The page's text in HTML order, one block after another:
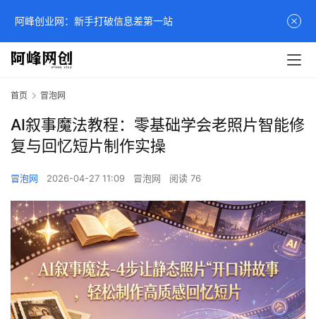
首页 冒泡网
AI叙事魔法教程：零基础学会老照片智能修
复与回忆短片制作实操
冒泡网 2026-04-27 11:09 冒泡网 阅读 76
阿峰创业网：新手打破信息差第一站